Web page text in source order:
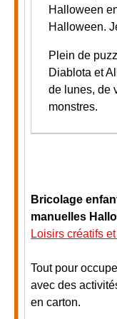
Halloween
Halloween.
Plein de
Diablota et
de lunes, de
monstres.
Bricolage
manuelles
Loisirs créatifs
Tout pour
avec des
en carton.